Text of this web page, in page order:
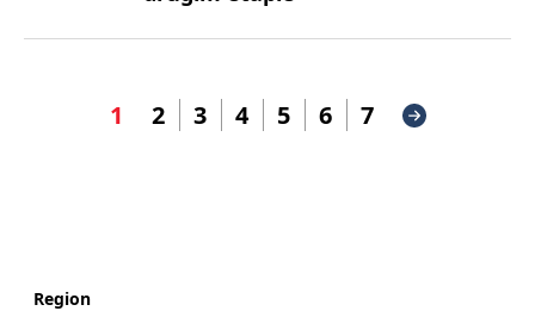
1 2 3 4 5 6 7
Region